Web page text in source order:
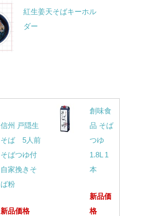
紅生姜天そばキーホル
ダー
信州 戸隠生
そば 5人前
そばつゆ付
自家挽きそ
ば粉
新品価格
創味食
品 そば
つゆ
1.8L 1
本
新品価
格